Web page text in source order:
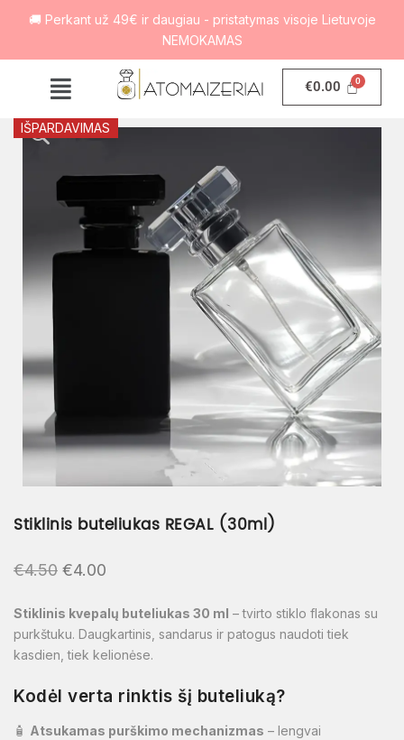
🚚 Perkant už 49€ ir daugiau - pristatymas visoje Lietuvoje
NEMOKAMAS
€0.00
IŠPARDAVIMAS
Stiklinis buteliukas REGAL (30ml)
€4.50 €4.00
Stiklinis kvepalų buteliukas 30 ml – tvirto stiklo flakonas su
purkštuku. Daugkartinis, sandarus ir patogus naudoti tiek
kasdien, tiek kelionėse.
Kodėl verta rinktis šį buteliuką?
🧴 Atsukamas purškimo mechanizmas – lengvai